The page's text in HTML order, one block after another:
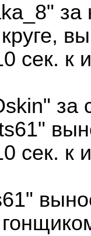
за
сек. к
за
сек. к